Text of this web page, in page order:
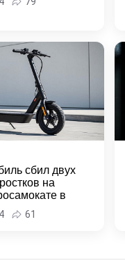
сбил двух
на
в
на-Амуре -
и
61